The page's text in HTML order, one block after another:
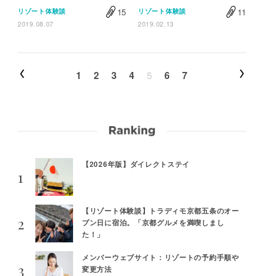
リゾート体験談
2019.08.07
15 リゾート体験談
2019.02.13
11
1 2 3 4 5 6 7
【2026年版】ダイレクトステイ
【リゾート体験談】トラディモ京都五条のオー
プン日に宿泊。「京都グルメを満喫しまし
た！」
メンバーウェブサイト：リゾートの予約手順や
変更方法